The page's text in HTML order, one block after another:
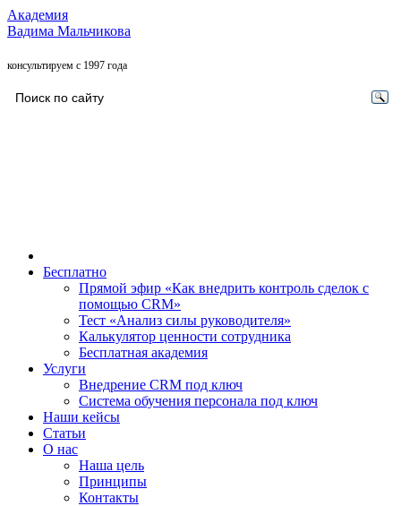
Академия
Вадима Мальчикова
консультируем с 1997 года
Бесплатно
Прямой эфир «Как внедрить контроль сделок с
помощью CRM»
Тест «Анализ силы руководителя»
Калькулятор ценности сотрудника
Бесплатная академия
Услуги
Внедрение CRM под ключ
Система обучения персонала под ключ
Наши кейсы
Статьи
О нас
Наша цель
Принципы
Контакты